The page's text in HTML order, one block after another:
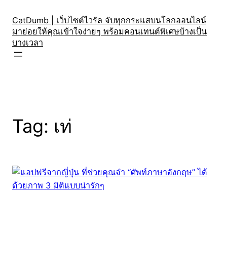
content
CatDumb | เว็บไซต์ไวรัล จับทุกกระแสบนโลกออนไลน์
มาย่อยให้คุณเข้าใจง่ายๆ พร้อมคอนเทนต์พิเศษบ้างเป็น
บางเวลา
Tag: เท่